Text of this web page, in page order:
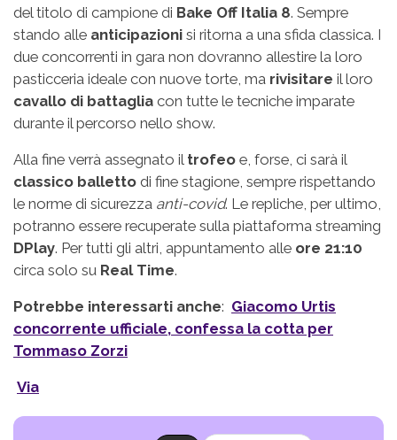
del titolo di campione di Bake Off Italia 8. Sempre
stando alle anticipazioni si ritorna a una sfida classica. I
due concorrenti in gara non dovranno allestire la loro
pasticceria ideale con nuove torte, ma rivisitare il loro
cavallo di battaglia con tutte le tecniche imparate
durante il percorso nello show.
Alla fine verrà assegnato il trofeo e, forse, ci sarà il
classico balletto di fine stagione, sempre rispettando
le norme di sicurezza anti-covid. Le repliche, per ultimo,
potranno essere recuperate sulla piattaforma streaming
DPlay. Per tutti gli altri, appuntamento alle ore 21:10
circa solo su Real Time.
Potrebbe interessarti anche: Giacomo Urtis
concorrente ufficiale, confessa la cotta per
Tommaso Zorzi
Via